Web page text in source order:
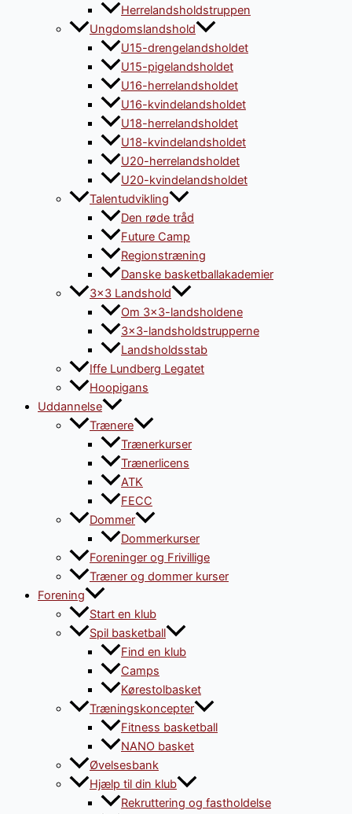
Herrelandsholdstruppen
Ungdomslandshold
U15-drengelandsholdet
U15-pigelandsholdet
U16-herrelandsholdet
U16-kvindelandsholdet
U18-herrelandsholdet
U18-kvindelandsholdet
U20-herrelandsholdet
U20-kvindelandsholdet
Talentudvikling
Den røde tråd
Future Camp
Regionstræning
Danske basketballakademier
3×3 Landshold
Om 3×3-landsholdene
3×3-landsholdstrupperne
Landsholdsstab
Iffe Lundberg Legatet
Hoopigans
Uddannelse
Trænere
Trænerkurser
Trænerlicens
ATK
FECC
Dommer
Dommerkurser
Foreninger og Frivillige
Træner og dommer kurser
Forening
Start en klub
Spil basketball
Find en klub
Camps
Kørestolbasket
Træningskoncepter
Fitness basketball
NANO basket
Øvelsesbank
Hjælp til din klub
Rekruttering og fastholdelse